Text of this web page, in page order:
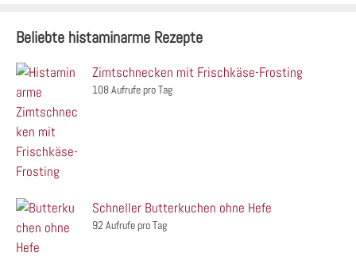
Beliebte histaminarme Rezepte
Zimtschnecken mit Frischkäse-Frosting
108 Aufrufe pro Tag
Schneller Butterkuchen ohne Hefe
92 Aufrufe pro Tag